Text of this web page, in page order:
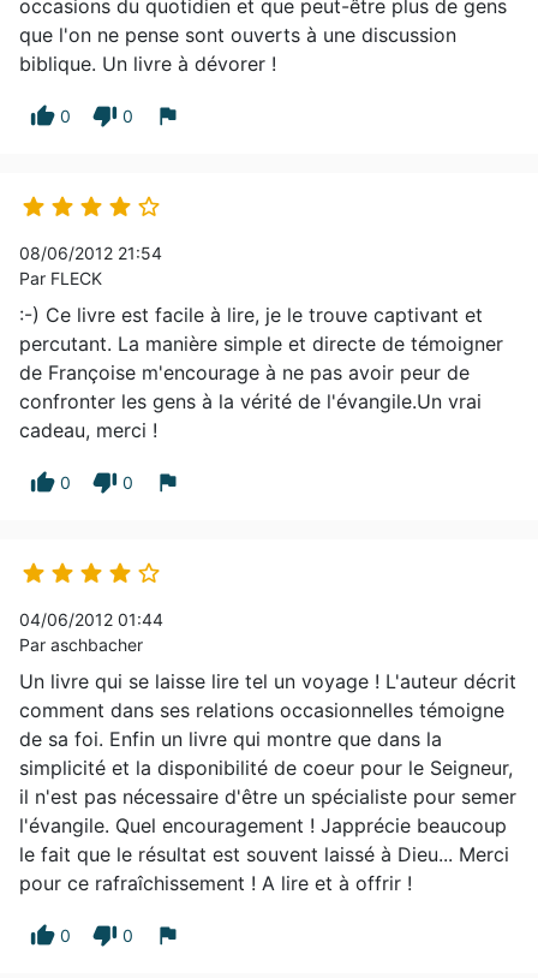
occasions du quotidien et que peut-être plus de gens
que l'on ne pense sont ouverts à une discussion
biblique. Un livre à dévorer !
thumb_up 0 thumb_down 0 flag
    
08/06/2012 21:54
Par FLECK
:-) Ce livre est facile à lire, je le trouve captivant et
percutant. La manière simple et directe de témoigner
de Françoise m'encourage à ne pas avoir peur de
confronter les gens à la vérité de l'évangile.Un vrai
cadeau, merci !
thumb_up 0 thumb_down 0 flag
    
04/06/2012 01:44
Par aschbacher
Un livre qui se laisse lire tel un voyage ! L'auteur décrit
comment dans ses relations occasionnelles témoigne
de sa foi. Enfin un livre qui montre que dans la
simplicité et la disponibilité de coeur pour le Seigneur,
il n'est pas nécessaire d'être un spécialiste pour semer
l'évangile. Quel encouragement ! Japprécie beaucoup
le fait que le résultat est souvent laissé à Dieu... Merci
pour ce rafraîchissement ! A lire et à offrir !
thumb_up 0 thumb_down 0 flag